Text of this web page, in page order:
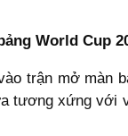
World Cup
trận mở màn
tương xứng với